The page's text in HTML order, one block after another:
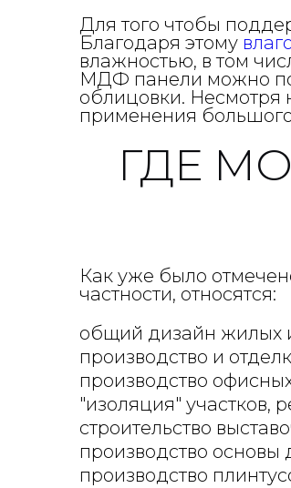
Для того чтобы
Благодаря этому
влажностью, в том
МДФ панели можно
облицовки. Несмотря
применения
ГДЕ
Как уже было
частности, относятся:
общий дизайн жилых
производство и
производство
"изоляция" участков,
строительство
производство основы
производство